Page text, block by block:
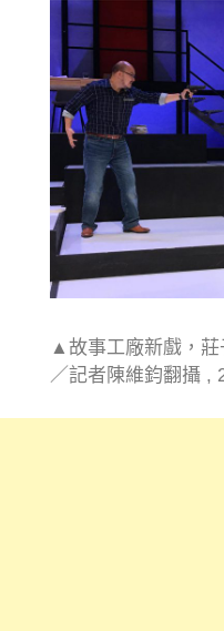
▲故事工廠新戲，莊
／記者陳維鈞翻攝 ,